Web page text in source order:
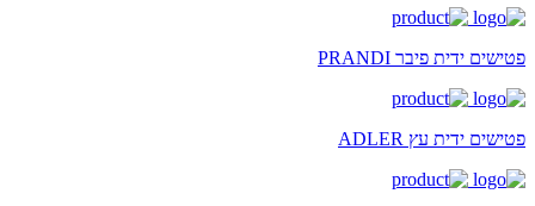
פטישים ידית פיבר PRANDI
פטישים ידית עץ ADLER